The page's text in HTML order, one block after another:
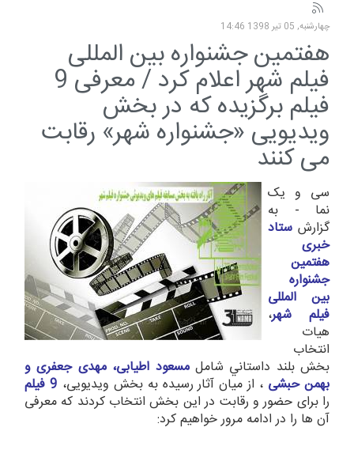
چهارشنبه, 05 تیر 1398 14:46
هفتمین جشنواره بین المللی
فیلم شهر اعلام کرد / معرفی 9
فیلم برگزیده که در بخش
ویدیویی «جشنواره شهر» رقابت
می کنند
سی و یک
نما - به
گزارش ستاد
خبری
هفتمین
جشنواره
بین المللی
فیلم شهر،
هيات
انتخاب
بخش بلند داستاني شاملمسعود اطیابی، مهدی جعفری و
بهمن حبشی ، از میان آثار رسیده به بخش ویدیویی، 9 فیلم
را برای حضور و رقابت در این بخش انتخاب كردند که معرفی
آن ها را در ادامه مرور خواهیم کرد: